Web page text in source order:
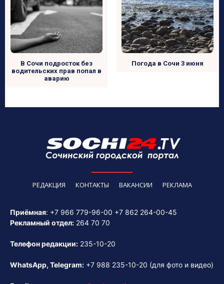
В Сочи подросток без
водительских прав попал в
аварию
Погода в Сочи 3 июня
РЕДАКЦИЯ КОНТАКТЫ ВАКАНСИИ РЕКЛАМА
Приёмная: +7 966 779-96-00 +7 862 264-00-45
Рекламный отдел: 264 70 70
Телефон редакции: 235-10-20
WhatsApp, Telegram: +7 988 235-10-20 (для фото и видео)